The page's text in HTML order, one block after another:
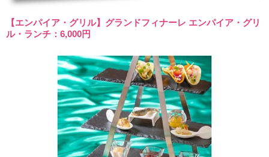
【エンパイア・グリル】グランドフィナーレ エンパイア・グリ
ル・ランチ：6,000円